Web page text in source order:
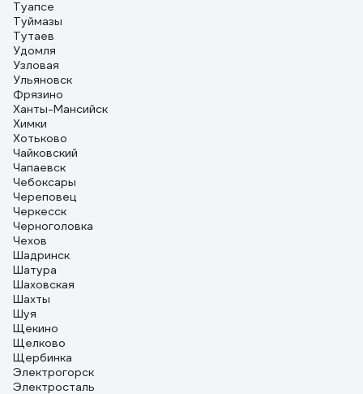
Туапсе
Туймазы
Тутаев
Удомля
Узловая
Ульяновск
Фрязино
Ханты-Мансийск
Химки
Хотьково
Чайковский
Чапаевск
Чебоксары
Череповец
Черкесск
Черноголовка
Чехов
Шадринск
Шатура
Шаховская
Шахты
Шуя
Щекино
Щелково
Щербинка
Электрогорск
Электросталь